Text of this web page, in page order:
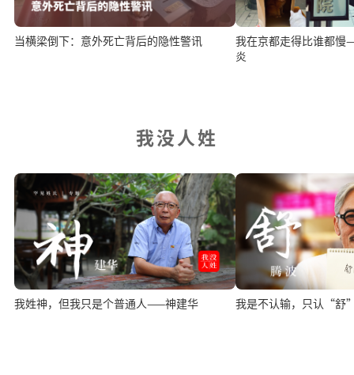
当横梁倒下：意外死亡背后的隐性警讯
我在京都走得比谁都慢
炎
我没人姓
我姓神，但我只是个普通人——神建华 我是不认输，只认“舒